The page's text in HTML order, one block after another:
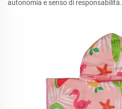
autonomia e senso di responsabilità.